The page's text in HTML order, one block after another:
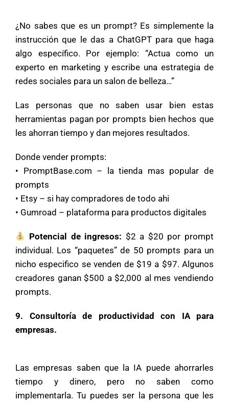
¿No sabes que es un prompt? Es simplemente la
instrucción que le das a ChatGPT para que haga
algo específico. Por ejemplo: “Actua como un
experto en marketing y escribe una estrategia de
redes sociales para un salon de belleza…”
Las personas que no saben usar bien estas
herramientas pagan por prompts bien hechos que
les ahorran tiempo y dan mejores resultados.
Donde vender prompts:
• PromptBase.com – la tienda mas popular de
prompts
• Etsy – si hay compradores de todo ahi
• Gumroad – plataforma para productos digitales
Potencial de ingresos: $2 a $20 por prompt
individual. Los “paquetes” de 50 prompts para un
nicho especifico se venden de $19 a $97. Algunos
creadores ganan $500 a $2,000 al mes vendiendo
prompts.
9. Consultoría de productividad con IA para
empresas.
Las empresas saben que la IA puede ahorrarles
tiempo y dinero, pero no saben como
implementarla. Tu puedes ser la persona que les